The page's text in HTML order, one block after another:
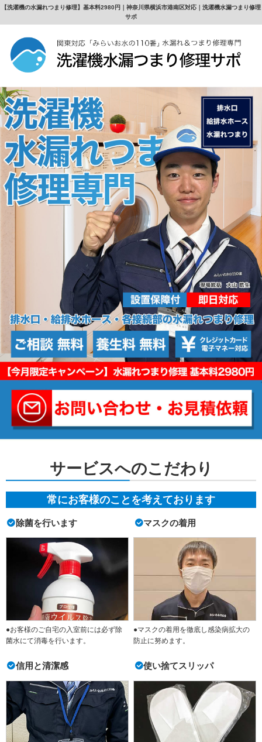
【洗濯機の水漏れつまり修理】基本料2980円｜神奈川県横浜市港南区対応｜洗濯機水漏つまり修理
サポ
サービスへのこだわり
常にお客様のことを考えております
除菌を行います
●お客様のご自宅の入室前には必ず除
菌水にて消毒を行います。
マスクの着用
●マスクの着用を徹底し感染病拡大の
防止に努めます。
信用と清潔感 使い捨てスリッパ